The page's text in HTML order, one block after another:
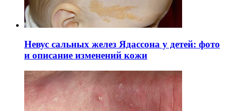
Невус сальных желез Ядассона у детей: фото
и описание изменений кожи